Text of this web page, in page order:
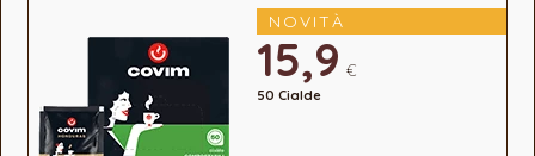
NOVITÀ
15,9 €
50 Cialde